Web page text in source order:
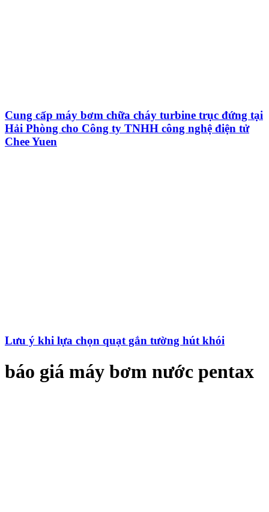
Cung cấp máy bơm chữa cháy turbine trục đứng tại
Hải Phòng cho Công ty TNHH công nghệ điện tử
Chee Yuen
Lưu ý khi lựa chọn quạt gắn tường hút khói
báo giá máy bơm nước pentax